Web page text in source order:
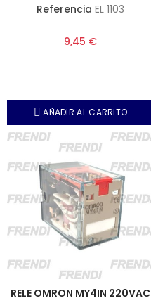
Referencia EL 1103
9,45 €
AÑADIR AL CARRITO
RELE OMRON MY4IN 220VAC